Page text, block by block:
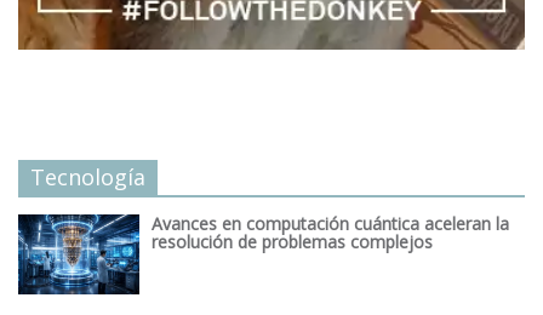
Tecnología
Avances en computación cuántica aceleran la
resolución de problemas complejos